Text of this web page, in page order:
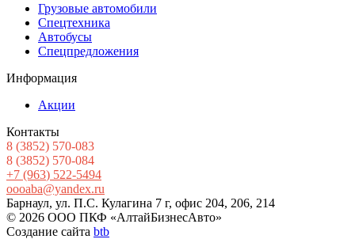
Грузовые автомобили
Спецтехника
Автобусы
Спецпредложения
Информация
Акции
Контакты
8 (3852) 570-083
8 (3852) 570-084
+7 (963) 522-5494
oooaba@yandex.ru
Барнаул, ул. П.С. Кулагина 7 г, офис 204, 206, 214
© 2026 ООО ПКФ «АлтайБизнесАвто»
Создание сайта btb